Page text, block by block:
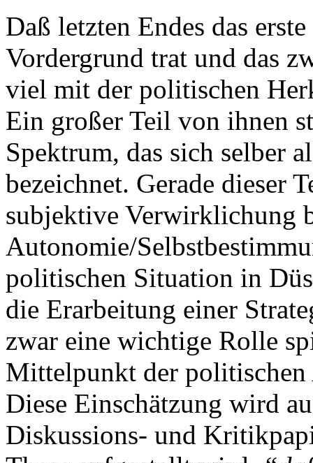
Daß letzten Endes das
Vordergrund trat und das
viel mit der politischen
Ein großer Teil von ihnen
Spektrum, das sich selber
bezeichnet. Gerade dieser
subjektive Verwirklichung
Autonomie/
politischen Situation in
die Erarbeitung einer
zwar eine wichtige Rolle
Mittelpunkt der
Diese Einschätzung wird
Diskussions- und